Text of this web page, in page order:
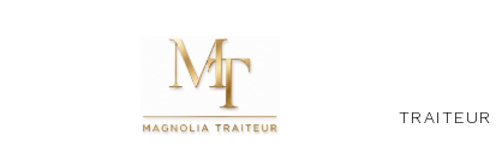
TRAITEUR